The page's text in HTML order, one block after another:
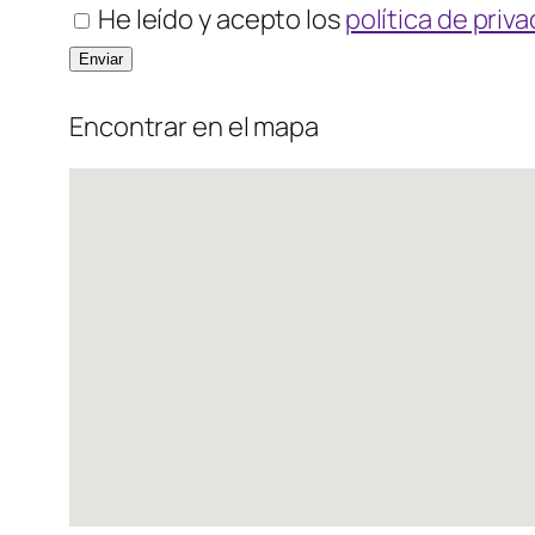
He leído y acepto lospolítica de
Encontrar en el mapa